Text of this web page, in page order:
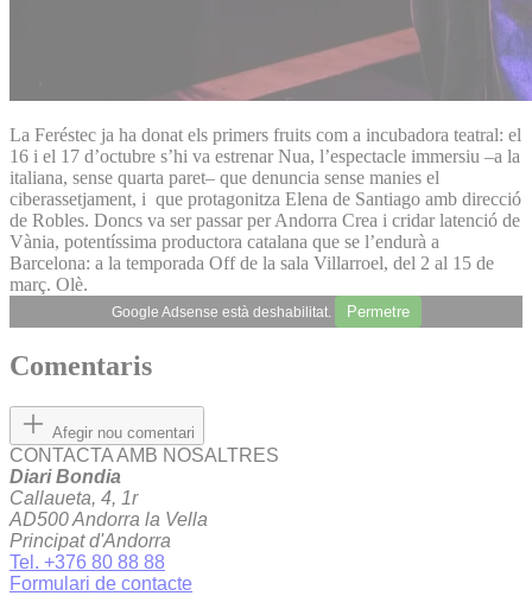
La Feréstec ja ha donat els primers fruits com a incubadora teatral: el
16 i el 17 d’octubre s’hi va estrenar Nua, l’espectacle immersiu –a la
italiana, sense quarta paret– que denuncia sense manies el
ciberassetjament, i que protagonitza Elena de Santiago amb direcció
de Robles. Doncs va ser passar per Andorra Crea i cridar latenció de
Vània, potentíssima productora catalana que se l’endurà a
Barcelona: a la temporada Off de la sala Villarroel, del 2 al 15 de
març. Olè.
Google Adsense està deshabilitat. Permetre
Comentaris
Afegir nou comentari
CONTACTA AMB NOSALTRES
Diari Bondia
Callaueta, 4, 1r
AD500 Andorra la Vella
Principat d'Andorra
Tel. +376 80 88 88
Formulari de contacte